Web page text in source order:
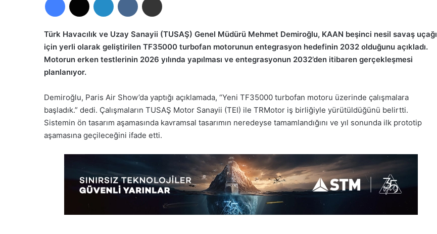
Türk Havacılık ve Uzay Sanayii (TUSAŞ) Genel Müdürü Mehmet Demiroğlu, KAAN beşinci nesil savaş uçağı
için yerli olarak geliştirilen TF35000 turbofan motorunun entegrasyon hedefinin 2032 olduğunu açıkladı.
Motorun erken testlerinin 2026 yılında yapılması ve entegrasyonun 2032’den itibaren gerçekleşmesi
planlanıyor.
Demiroğlu, Paris Air Show’da yaptığı açıklamada, “Yeni TF35000 turbofan motoru üzerinde çalışmalara
başladık.” dedi. Çalışmaların TUSAŞ Motor Sanayii (TEI) ile TRMotor iş birliğiyle yürütüldüğünü belirtti.
Sistemin ön tasarım aşamasında kavramsal tasarımın neredeyse tamamlandığını ve yıl sonunda ilk prototip
aşamasına geçileceğini ifade etti.